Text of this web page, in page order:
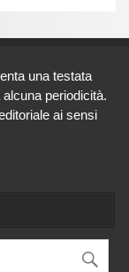
una testata
periodicità.
ai sensi